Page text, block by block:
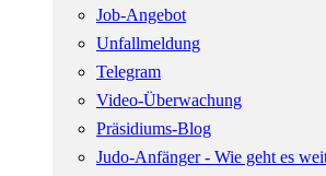
Job-Angebot
Unfallmeldung
Telegram
Video-Überwachung
Präsidiums-Blog
Judo-Anfänger - Wie geht es